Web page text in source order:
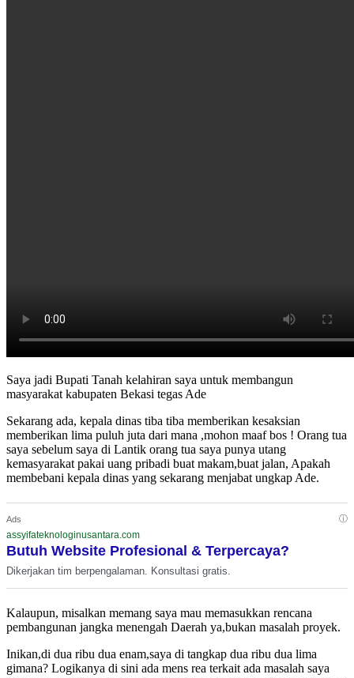
Saya jadi Bupati Tanah kelahiran saya untuk membangun
masyarakat kabupaten Bekasi tegas Ade
Sekarang ada, kepala dinas tiba tiba memberikan kesaksian
memberikan lima puluh juta dari mana ,mohon maaf bos ! Orang tua
saya sebelum saya di Lantik orang tua saya punya utang
kemasyarakat pakai uang pribadi buat makam,buat jalan, Apakah
membebani kepala dinas yang sekarang menjabat ungkap Ade.
Ads ⓘ
assyifateknologinusantara.com
Butuh Website Profesional & Terpercaya?
Dikerjakan tim berpengalaman. Konsultasi gratis.
Kalaupun, misalkan memang saya mau memasukkan rencana
pembangunan jangka menengah Daerah ya,bukan masalah proyek.
Inikan,di dua ribu dua enam,saya di tangkap dua ribu dua lima
gimana? Logikanya di sini ada mens rea terkait ada masalah saya